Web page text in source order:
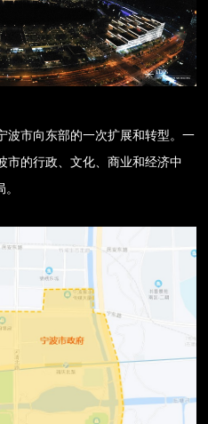
波市向东部的一次扩展和转型。一
市的行政、文化、商业和经济中
。